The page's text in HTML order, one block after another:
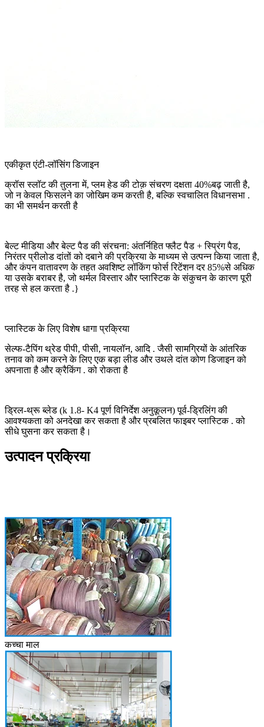
एकीकृत एंटी-लॉसिंग डिजाइन
क्रॉस स्लॉट की तुलना में, प्लम हेड की टोक़ संचरण दक्षता 40%बढ़ जाती है,
जो न केवल फिसलने का जोखिम कम करती है, बल्कि स्वचालित विधानसभा .
का भी समर्थन करती है
बेल्ट मीडिया और बेल्ट पैड की संरचना: अंतर्निहित फ्लैट पैड + स्प्रिंग पैड,
निरंतर प्रीलोड दांतों को दबाने की प्रक्रिया के माध्यम से उत्पन्न किया जाता है,
और कंपन वातावरण के तहत अवशिष्ट लॉकिंग फोर्स रिटेंशन दर 85%से अधिक
या उसके बराबर है, जो थर्मल विस्तार और प्लास्टिक के संकुचन के कारण पूरी
तरह से हल करता है .}
प्लास्टिक के लिए विशेष धागा प्रक्रिया
सेल्फ-टैपिंग थ्रेड पीपी, पीसी, नायलॉन, आदि . जैसी सामग्रियों के आंतरिक
तनाव को कम करने के लिए एक बड़ा लीड और उथले दांत कोण डिजाइन को
अपनाता है और क्रैकिंग . को रोकता है
ड्रिल-थ्रू ब्लेड (k 1.8- K4 पूर्ण विनिर्देश अनुकूलन) पूर्व-ड्रिलिंग की
आवश्यकता को अनदेखा कर सकता है और प्रबलित फाइबर प्लास्टिक . को
सीधे घुसना कर सकता है।
उत्पादन प्रक्रिया
कच्चा माल